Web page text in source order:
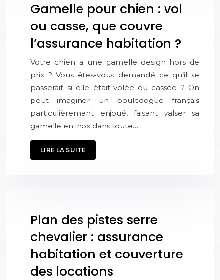
Gamelle pour chien : vol
ou casse, que couvre
l’assurance habitation ?
Votre chien a une gamelle design hors de
prix ? Vous êtes-vous demandé ce qu’il se
passerait si elle était volée ou cassée ? On
peut imaginer un bouledogue français
particulièrement enjoué, faisant valser sa
gamelle en inox dans toute…
LIRE LA SUITE
Plan des pistes serre
chevalier : assurance
habitation et couverture
des locations